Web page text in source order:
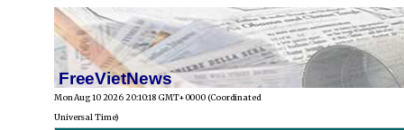
FreeVietNews
Mon Aug 10 2026 20:10:18 GMT+0000 (Coordinated
Universal Time)